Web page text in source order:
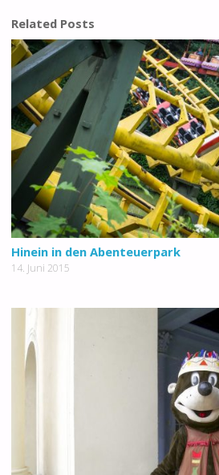
Related Posts
Hinein in den Abenteuerpark
14. Juni 2015